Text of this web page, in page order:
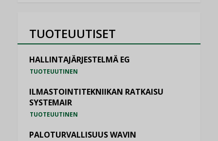
TUOTEUUTISET
HALLINTAJÄRJESTELMÄ EG
TUOTEUUTINEN
ILMASTOINTITEKNIIKAN RATKAISU
SYSTEMAIR
TUOTEUUTINEN
PALOTURVALLISUUS WAVIN